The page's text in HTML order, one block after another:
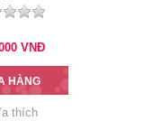
VNĐ
HÀNG
thích